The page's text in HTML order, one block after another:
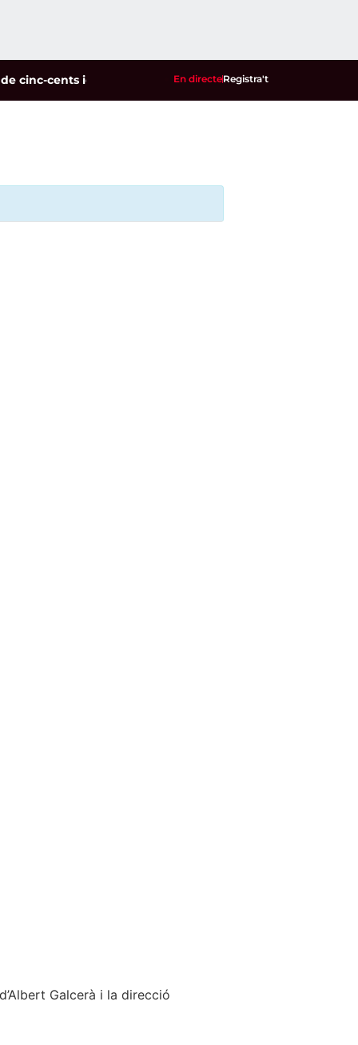
cents identificats en un dispositiu policial contra la
En directeRegistra't
Galcerà i la direcció